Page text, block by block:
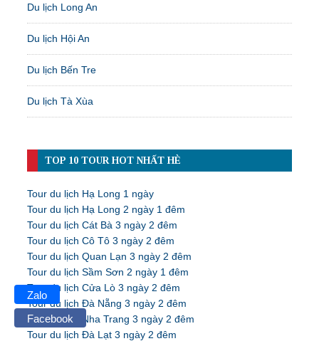
Du lịch Long An
Du lịch Hội An
Du lịch Bến Tre
Du lịch Tà Xùa
TOP 10 TOUR HOT NHẤT HÈ
Tour du lịch Hạ Long 1 ngày
Tour du lịch Hạ Long 2 ngày 1 đêm
Tour du lịch Cát Bà 3 ngày 2 đêm
Tour du lịch Cô Tô 3 ngày 2 đêm
Tour du lịch Quan Lạn 3 ngày 2 đêm
Tour du lịch Sầm Sơn 2 ngày 1 đêm
Tour du lịch Cửa Lò 3 ngày 2 đêm
Tour du lịch Đà Nẵng 3 ngày 2 đêm
Tour du lịch Nha Trang 3 ngày 2 đêm
Tour du lịch Đà Lạt 3 ngày 2 đêm
Zalo
Facebook